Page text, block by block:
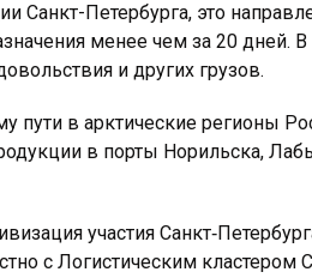
Санкт-Петербурга, это
менее чем за 20 дней.
и других грузов.
пути в арктические регионы
в порты Норильска,
участия
с Логистическим кластером